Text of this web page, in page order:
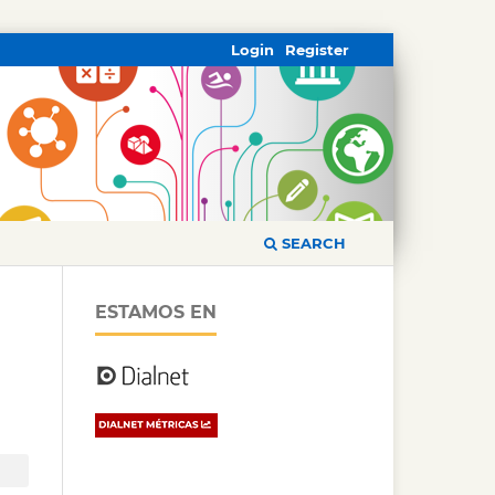
SEARCH
Register
Login
ESTAMOS EN